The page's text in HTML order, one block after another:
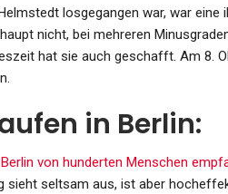
losgegangen war, war eine
nicht, bei mehreren
hat sie auch geschafft. Am 8.
in Berlin:
von hunderten Menschen
sieht seltsam aus, ist aber
SC-
Schock-
Admin